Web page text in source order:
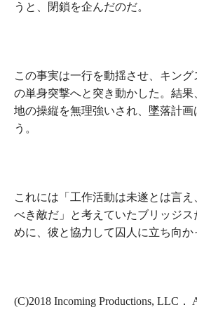
うと、閉鎖を企んだのだ。
この事実は一行を動揺させ、キン
の単身突撃へと突き動かした。結
地の操縦を無理強いされ、墜落計画
う。
これには「工作活動は未遂とは言
べき敵だ」と考えていたブリッジス
めに、彼と協力して囚人に立ち向か
(C)2018 Incoming Productions, LLC．